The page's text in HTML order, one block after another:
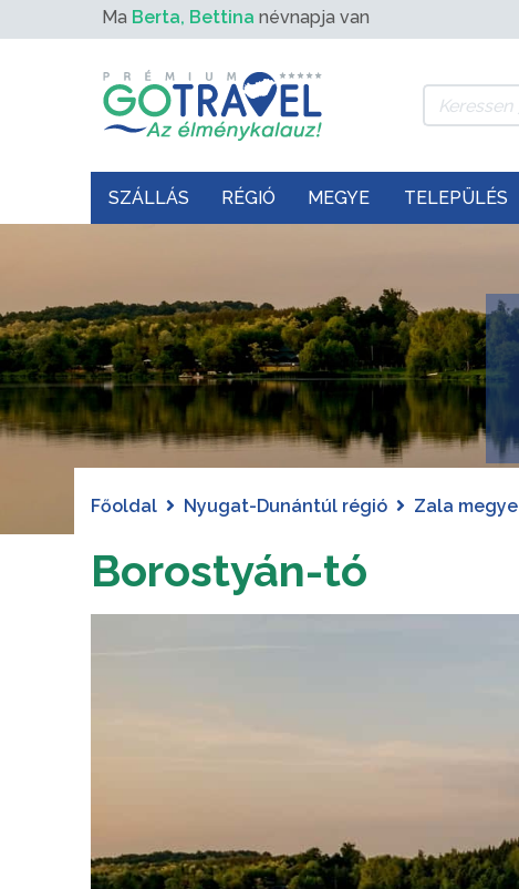
Ma Berta, Bettina névnapja van
SZÁLLÁS RÉGIÓ MEGYE TELEPÜLÉS
Főoldal Nyugat-Dunántúl régió Zala megye
Borostyán-tó